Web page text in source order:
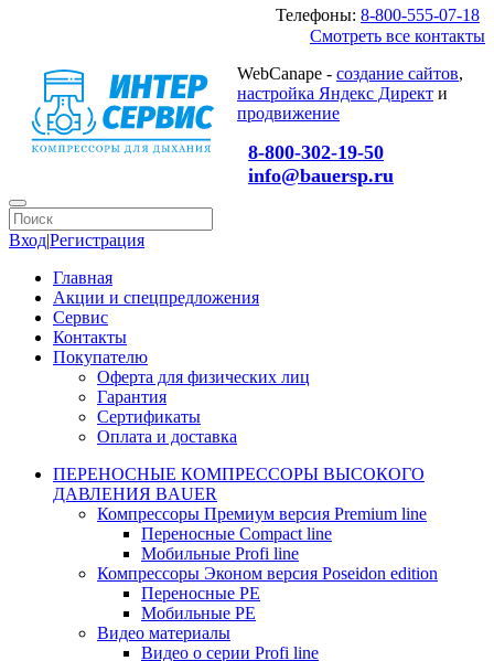
Телефоны: 8-800-555-07-18
Смотреть все контакты
WebCanape - создание сайтов,
настройка Яндекс Директ и
продвижение
8-800-302-19-50
info@bauersp.ru
Вход|Регистрация
Главная
Акции и спецпредложения
Сервис
Контакты
Покупателю
Оферта для физических лиц
Гарантия
Сертификаты
Оплата и доставка
ПЕРЕНОСНЫЕ КОМПРЕССОРЫ ВЫСОКОГО
ДАВЛЕНИЯ BAUER
Компрессоры Премиум версия Premium line
Переносные Compact line
Мобильные Profi line
Компрессоры Эконом версия Poseidon edition
Переносные PE
Мобильные PE
Видео материалы
Видео о серии Profi line